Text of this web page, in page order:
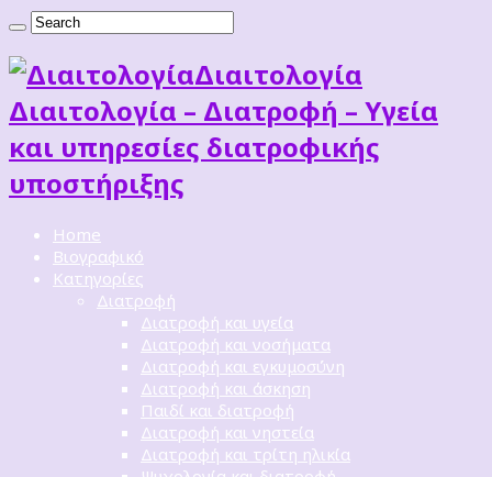
Διαιτoλογία
Διαιτολογία – Διατροφή – Υγεία
και υπηρεσίες διατροφικής
υποστήριξης
Home
Βιογραφικό
Κατηγορίες
Διατροφή
Διατροφή και υγεία
Διατροφή και νοσήματα
Διατροφή και εγκυμοσύνη
Διατροφή και άσκηση
Παιδί και διατροφή
Διατροφή και νηστεία
Διατροφή και τρίτη ηλικία